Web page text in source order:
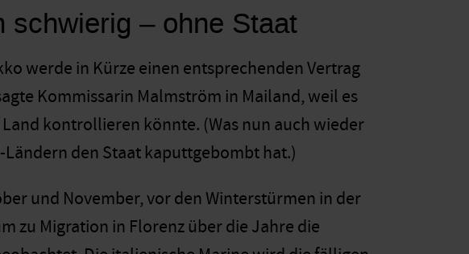
schwierig – ohne Staat
werde in Kürze einen entsprechenden Vertrag
Kommissarin Malmström in Mailand, weil es
kontrollieren könnte. (Was nun auch wieder
den Staat kaputtgebombt hat.)
und November, vor den Winterstürmen in der
zu Migration in Florenz über die Jahre die